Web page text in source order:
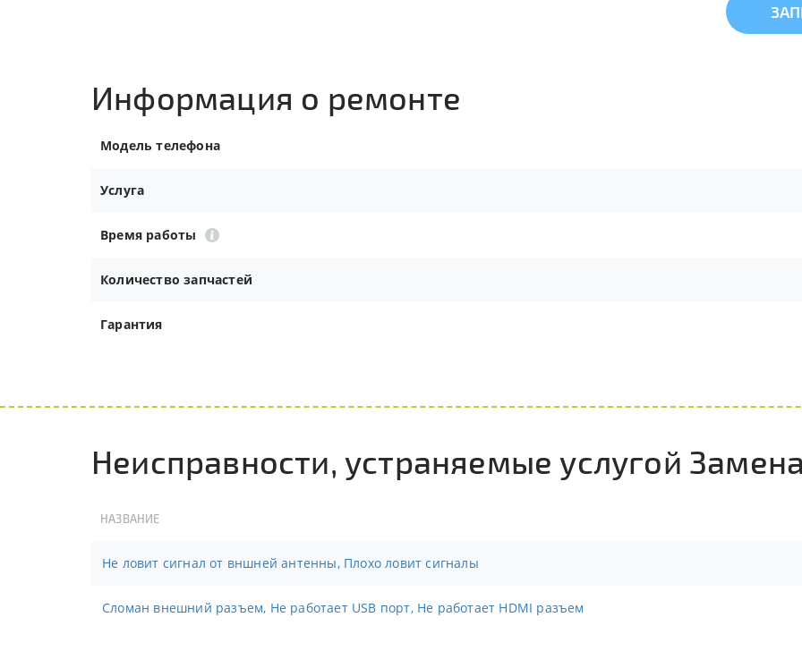
Информация о ремонте
Модель телефона
Услуга
Время работы
Количество запчастей
Гарантия
Неисправности, устраняемые услугой
НАЗВАНИЕ
Не ловит сигнал от вншней антенны, Плохо ловит сигналы
Сломан внешний разъем, Не работает USB порт, Не работает HDMI разъем